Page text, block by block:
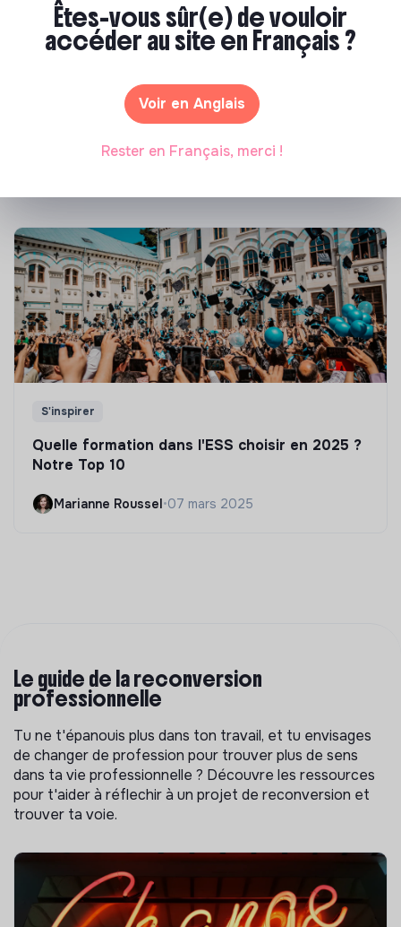
Top 8 des formations en rénovation
énergétique des bâtiments
Marianne Roussel • 21 janvier 2025
S'inspirer
Quelle formation dans l'ESS choisir en 2025 ?
Notre Top 10
Marianne Roussel•07 mars 2025
Le guide de la reconversion
professionnelle
Tu ne t'épanouis plus dans ton travail, et tu envisages
de changer de profession pour trouver plus de sens
dans ta vie professionnelle ? Découvre les ressources
pour t'aider à réflechir à un projet de reconversion et
trouver ta voie.
Êtes-vous sûr(e) de vouloir
accéder au site en Français ?
Voir en Anglais
Rester en Français, merci !